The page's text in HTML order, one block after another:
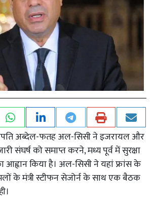
अब्देल-फतह अल-सिसी ने इजरायल और
संघर्ष को समाप्त करने, मध्य पूर्व में सुरक्षा
आह्वान किया है। अल-सिसी ने यहां फ्रांस के
के मंत्री स्टीफन सेजोर्न के साथ एक बैठक